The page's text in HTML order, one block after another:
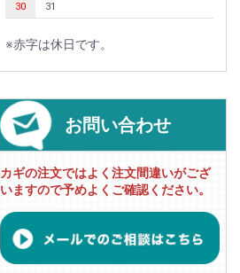
30
31
※赤字は休日です。
お問い合わせ
カギの注文ではよく注文間違いがござ
いますので予めよくご確認ください。